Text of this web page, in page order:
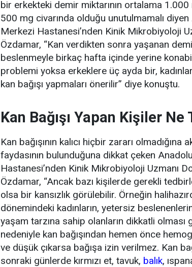
bir erkekteki demir miktarının ortalama
500 mg civarında olduğu unutulmamalı diyen
Merkezi Hastanesi’nden Kinik Mikrobiyoloji
Özdamar, “Kan verdikten sonra yaşanan
beslenmeyle birkaç hafta içinde yerine
problemi yoksa erkeklere üç ayda bir,
kan bağışı yapmaları önerilir” diye konuştu.
Kan Bağışı Yapan Kişiler
Kan bağışının kalıcı hiçbir zararı olmadığına
faydasının bulunduğuna dikkat çeken
Hastanesi’nden Kinik Mikrobiyoloji Uzmanı
Özdamar, “Ancak bazı kişilerde gerekli
olsa bir kansızlık görülebilir. Örneğin
dönemindeki kadınların, yetersiz
yaşam tarzına sahip olanların dikkatli
nedeniyle kan bağışından hemen önce
ve düşük çıkarsa bağışa izin verilmez. Kan
sonraki günlerde kırmızı et, tavuk, balık,